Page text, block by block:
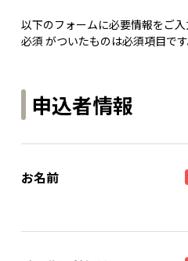
以下のフォームに必要情報をご
必須 がついたものは必須項目で
申込者情報
お名前